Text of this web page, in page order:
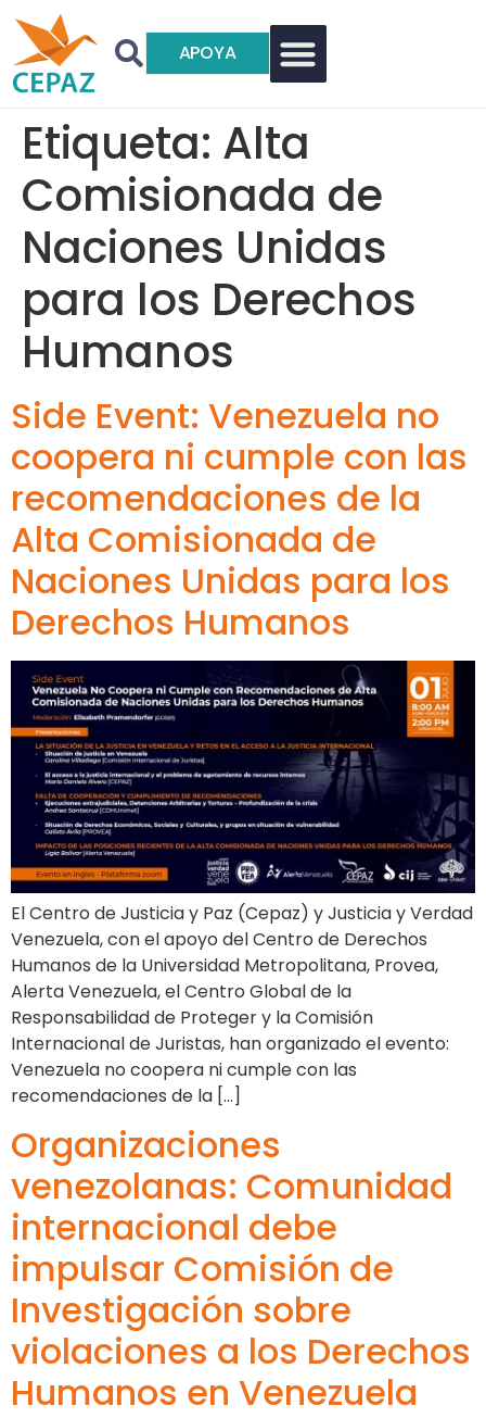
APOYA
Etiqueta: Alta
Comisionada de
Naciones Unidas
para los Derechos
Humanos
Side Event: Venezuela no
coopera ni cumple con las
recomendaciones de la
Alta Comisionada de
Naciones Unidas para los
Derechos Humanos
El Centro de Justicia y Paz (Cepaz) y Justicia y Verdad
Venezuela, con el apoyo del Centro de Derechos
Humanos de la Universidad Metropolitana, Provea,
Alerta Venezuela, el Centro Global de la
Responsabilidad de Proteger y la Comisión
Internacional de Juristas, han organizado el evento:
Venezuela no coopera ni cumple con las
recomendaciones de la […]
Organizaciones
venezolanas: Comunidad
internacional debe
impulsar Comisión de
Investigación sobre
violaciones a los Derechos
Humanos en Venezuela